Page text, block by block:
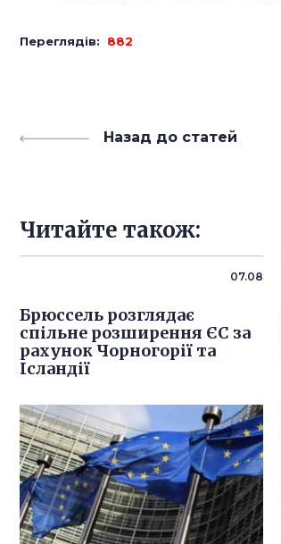
Переглядів: 882
Назад до статей
Читайте також:
07.08
Брюссель розглядає
спільне розширення ЄС за
рахунок Чорногорії та
Ісландії